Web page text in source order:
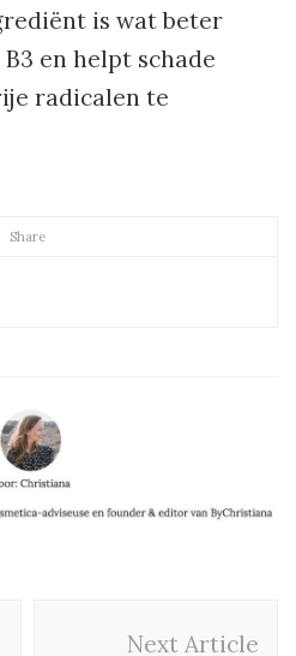
Share
is wat beter
en helpt schade
radicalen te
Next Article